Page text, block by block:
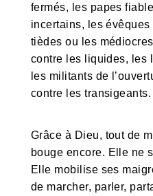
fermés, les papes
incertains, les
tièdes ou les
contre les liquides, les
les militants de
contre les transigeants.
Grâce à Dieu, tout de
bouge encore. Elle ne
Elle mobilise ses
de marcher, parler,